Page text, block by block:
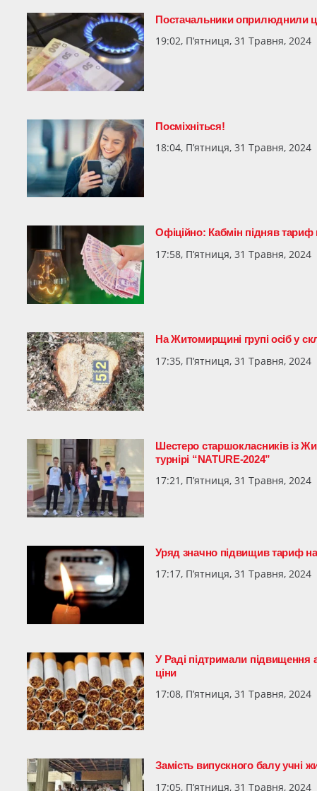
Постачальники оприлюднили
19:02, П’ятниця, 31 Травня, 2024
Посміхніться!
18:04, П’ятниця, 31 Травня, 2024
Офіційно: Кабмін підняв тариф
17:58, П’ятниця, 31 Травня, 2024
На Житомирщині групі осіб у
17:35, П’ятниця, 31 Травня, 2024
Шестеро старшокласників із
турнірі “NATURE-2024”
17:21, П’ятниця, 31 Травня, 2024
Уряд значно підвищив тариф
17:17, П’ятниця, 31 Травня, 2024
У Раді підтримали підвищення
ціни
17:08, П’ятниця, 31 Травня, 2024
Замість випускного балу учні
17:05, П’ятниця, 31 Травня, 2024